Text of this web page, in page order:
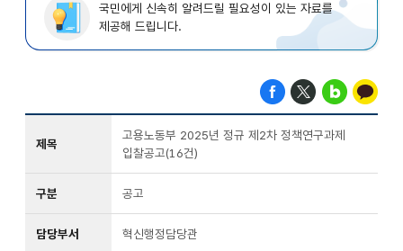
국민에게 신속히 알려드릴 필요성이 있는 자료를
제공해 드립니다.
제목
고용노동부 2025년 정규 제2차 정책연구과제
입찰공고(16건)
구분 공고
담당부서 혁신행정담당관